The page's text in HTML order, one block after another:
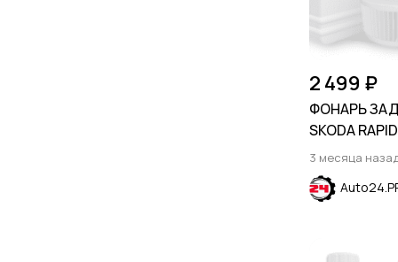
2 499 ₽
ФОНАРЬ
SKODA
3 месяца